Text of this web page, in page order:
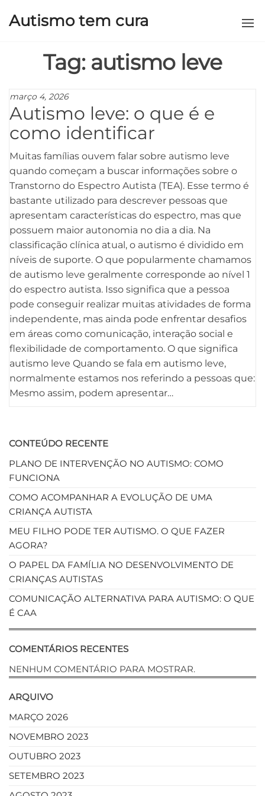
Autismo tem cura
Tag: autismo leve
março 4, 2026
Autismo leve: o que é e
como identificar
Muitas famílias ouvem falar sobre autismo leve
quando começam a buscar informações sobre o
Transtorno do Espectro Autista (TEA). Esse termo é
bastante utilizado para descrever pessoas que
apresentam características do espectro, mas que
possuem maior autonomia no dia a dia. Na
classificação clínica atual, o autismo é dividido em
níveis de suporte. O que popularmente chamamos
de autismo leve geralmente corresponde ao nível 1
do espectro autista. Isso significa que a pessoa
pode conseguir realizar muitas atividades de forma
independente, mas ainda pode enfrentar desafios
em áreas como comunicação, interação social e
flexibilidade de comportamento. O que significa
autismo leve Quando se fala em autismo leve,
normalmente estamos nos referindo a pessoas que:
Mesmo assim, podem apresentar…
CONTEÚDO RECENTE
PLANO DE INTERVENÇÃO NO AUTISMO: COMO
FUNCIONA
COMO ACOMPANHAR A EVOLUÇÃO DE UMA
CRIANÇA AUTISTA
MEU FILHO PODE TER AUTISMO. O QUE FAZER
AGORA?
O PAPEL DA FAMÍLIA NO DESENVOLVIMENTO DE
CRIANÇAS AUTISTAS
COMUNICAÇÃO ALTERNATIVA PARA AUTISMO: O QUE
É CAA
COMENTÁRIOS RECENTES
NENHUM COMENTÁRIO PARA MOSTRAR.
ARQUIVO
MARÇO 2026
NOVEMBRO 2023
OUTUBRO 2023
SETEMBRO 2023